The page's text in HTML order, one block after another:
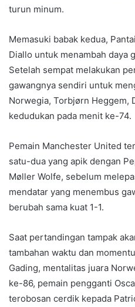
turun minum.
Memasuki babak kedua,
Diallo untuk menambah daya
Setelah sempat melakukan
gawangnya sendiri untuk
Norwegia, Torbjørn Heggem,
kedudukan pada menit ke-74.
Pemain Manchester United
satu-dua yang apik dengan
Møller Wolfe, sebelum
mendatar yang menembus
berubah sama kuat 1-1.
Saat pertandingan tampak
tambahan waktu dan
Gading, mentalitas juara
ke-86, pemain pengganti
terobosan cerdik kepada